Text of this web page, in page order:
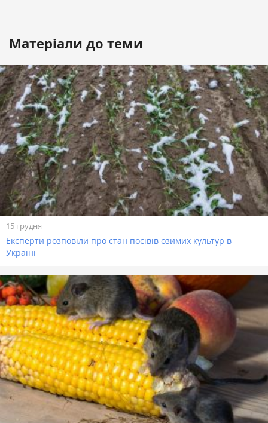
Матеріали до теми
15 грудня
Експерти розповіли про стан посівів озимих культур в
Україні